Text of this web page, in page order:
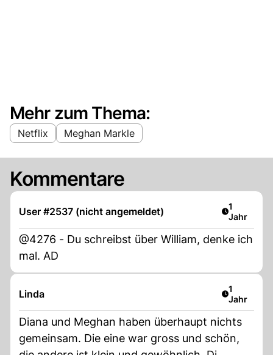
Mehr zum Thema:
Netflix Meghan Markle
Kommentare
User #2537 (nicht angemeldet) Artikel
1
Jahr
@4276 - Du schreibst über William, denke ich
mal. AD
Linda Artikel
1
Jahr
Diana und Meghan haben überhaupt nichts
gemeinsam. Die eine war gross und schön,